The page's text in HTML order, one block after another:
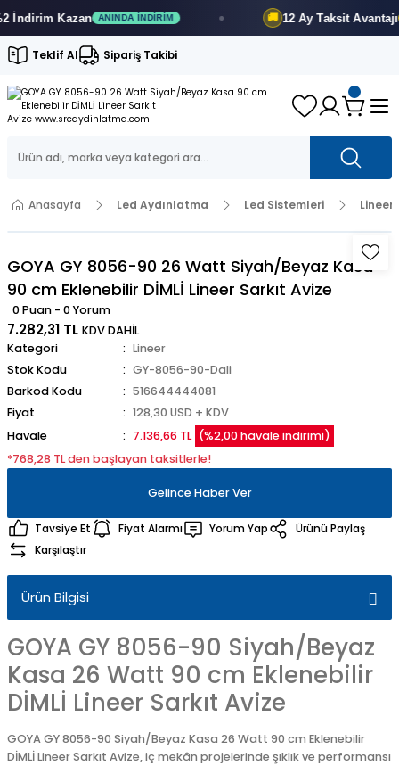
Kazan ANINDA İNDIRIM 12 Ay Taksit Avantajı
Teklif Al Sipariş Takibi
Anasayfa Led Aydınlatma Led Sistemleri Lineer
GOYA GY 8056-90 26 Watt Siyah/Beyaz Kasa
90 cm Eklenebilir DİMLİ Lineer Sarkıt Avize
0 Puan - 0 Yorum
7.282,31 TL KDV DAHİL
Kategori
Lineer
Stok Kodu
GY-8056-90-Dali
Barkod Kodu
516644444081
Fiyat
128,30 USD + KDV
Havale
7.136,66 TL (%2,00 havale indirimi)
*768,28 TL den başlayan taksitlerle!
Gelince Haber Ver
Tavsiye Et Fiyat Alarmı Yorum Yap
Ürünü Paylaş
Karşılaştır
Ürün Bilgisi
GOYA GY 8056-90 Siyah/Beyaz
Kasa 26 Watt 90 cm Eklenebilir
DİMLİ Lineer Sarkıt Avize
GOYA GY 8056-90 Siyah/Beyaz Kasa 26 Watt 90 cm Eklenebilir
DİMLİ Lineer Sarkıt Avize, iç mekân projelerinde şıklık ve performansı